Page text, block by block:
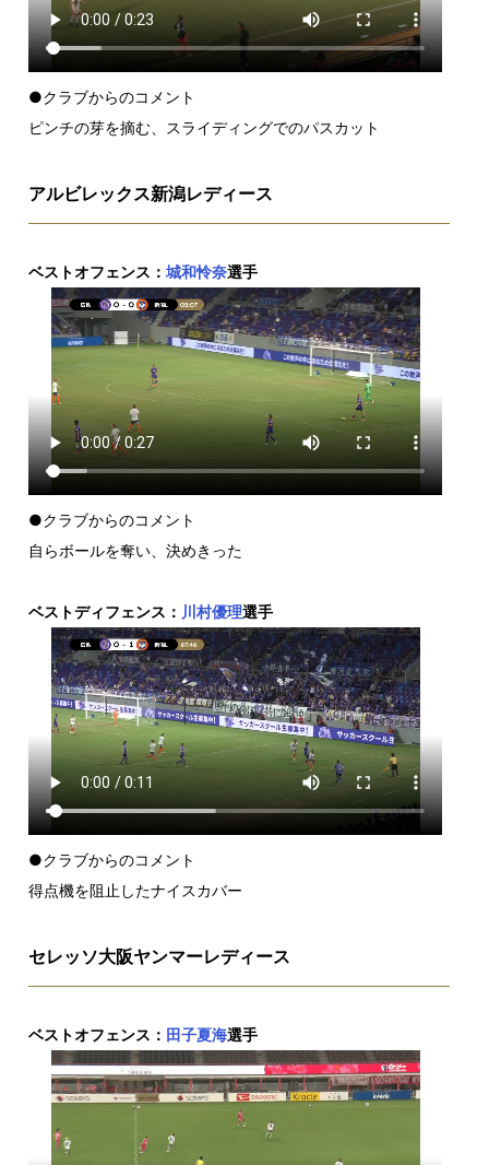
●クラブからのコメント
ピンチの芽を摘む、スライディングでのパスカット
アルビレックス新潟レディース
ベストオフェンス： 城和怜奈選手
●クラブからのコメント
自らボールを奪い、決めきった
ベストディフェンス： 川村優理選手
●クラブからのコメント
得点機を阻止したナイスカバー
セレッソ大阪ヤンマーレディース
ベストオフェンス： 田子夏海選手